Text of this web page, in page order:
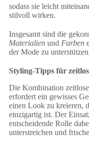
sodass sie leicht
stilvoll wirken.
Insgesamt sind die
Materialien und Farben
der Mode zu
Styling-Tipps für
Die Kombination
erfordert ein gewisses
einen Look zu kreieren,
einzigartig ist. Der
entscheidende Rolle
unterstreichen und